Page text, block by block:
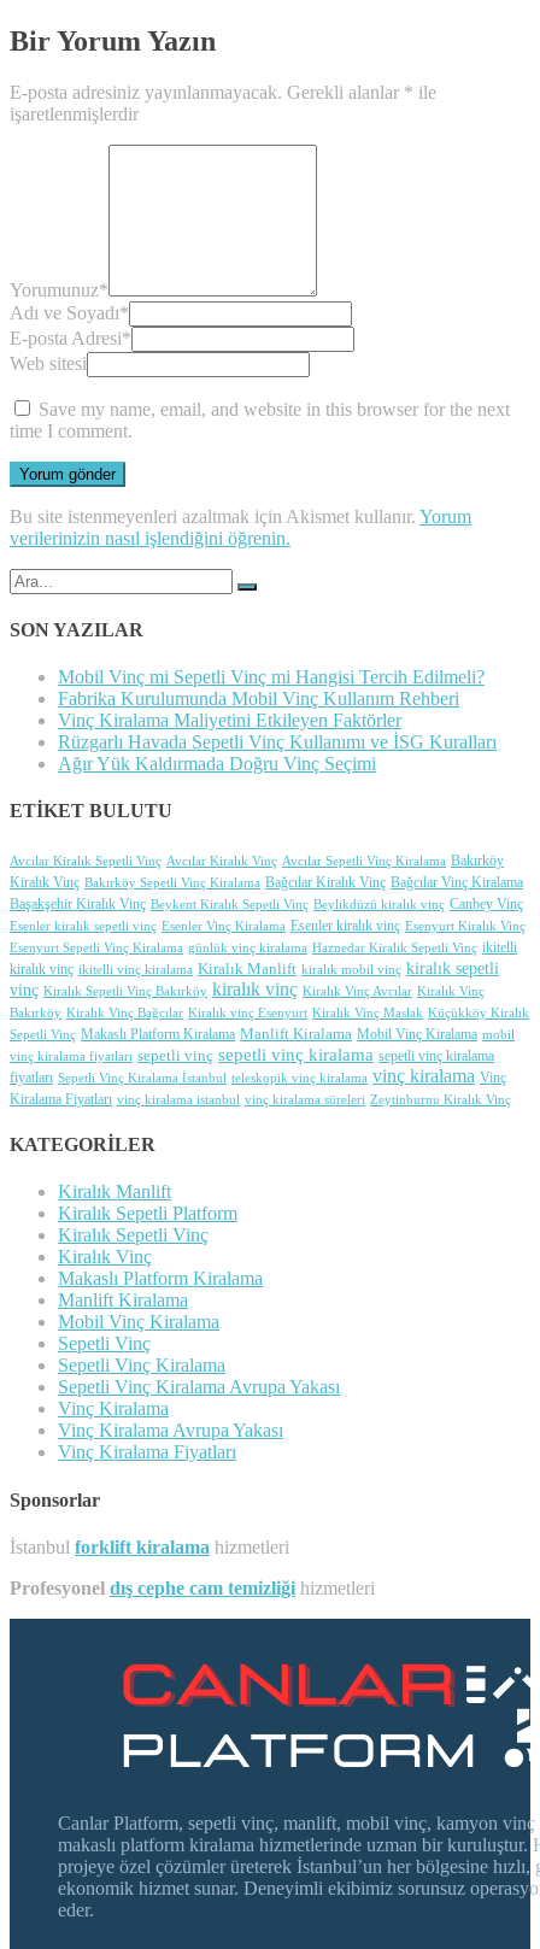
Bir Yorum Yazın
E-posta adresiniz yayınlanmayacak. Gerekli alanlar * ile
işaretlenmişlerdir
Yorumunuz*
Adı ve Soyadı*
E-posta Adresi*
Web sitesi
Save my name, email, and website in this browser for the next
time I comment.
Bu site istenmeyenleri azaltmak için Akismet kullanır. Yorum
verilerinizin nasıl işlendiğini öğrenin.
Şunu
ara:
SON YAZILAR
Mobil Vinç mi Sepetli Vinç mi Hangisi Tercih Edilmeli?
Fabrika Kurulumunda Mobil Vinç Kullanım Rehberi
Vinç Kiralama Maliyetini Etkileyen Faktörler
Rüzgarlı Havada Sepetli Vinç Kullanımı ve İSG Kuralları
Ağır Yük Kaldırmada Doğru Vinç Seçimi
ETİKET BULUTU
Avcılar Kiralık Sepetli Vinç Avcılar Kiralık Vinç Avcılar Sepetli Vinç Kiralama Bakırköy
Kiralık Vinç Bakırköy Sepetli Vinç Kiralama Bağcılar Kiralık Vinç Bağcılar Vinç Kiralama
Başakşehir Kiralık Vinç Beykent Kiralık Sepetli Vinç Beylikdüzü kiralık vinç Canbey Vinç
Esenler kiralık sepetli vinç Esenler Vinç Kiralama Esenler kiralık vinç Esenyurt Kiralık Vinç
Esenyurt Sepetli Vinç Kiralama günlük vinç kiralama Haznedar Kiralık Sepetli Vinç ikitelli
kiralık vinç ikitelli vinç kiralama Kiralık Manlift kiralık mobil vinç kiralık sepetli
vinç Kiralık Sepetli Vinç Bakırköy kiralık vinç Kiralık Vinç Avcılar Kiralık Vinç
Bakırköy Kiralık Vinç Bağcılar Kiralık vinç Esenyurt Kiralık Vinç Maslak Küçükköy Kiralık
Sepetli Vinç Makaslı Platform Kiralama Manlift Kiralama Mobil Vinç Kiralama mobil
vinç kiralama fiyatları sepetli vinç sepetli vinç kiralama sepetli vinç kiralama
fiyatları Sepetli Vinç Kiralama İstanbul teleskopik vinç kiralama vinç kiralama Vinç
Kiralama Fiyatları vinç kiralama istanbul vinç kiralama süreleri Zeytinburnu Kiralık Vinç
KATEGORİLER
Kiralık Manlift
Kiralık Sepetli Platform
Kiralık Sepetli Vinç
Kiralık Vinç
Makaslı Platform Kiralama
Manlift Kiralama
Mobil Vinç Kiralama
Sepetli Vinç
Sepetli Vinç Kiralama
Sepetli Vinç Kiralama Avrupa Yakası
Vinç Kiralama
Vinç Kiralama Avrupa Yakası
Vinç Kiralama Fiyatları
Sponsorlar
İstanbul forklift kiralama hizmetleri
Profesyonel dış cephe cam temizliği hizmetleri
Canlar Platform, sepetli vinç, manlift, mobil vinç, kamyon vinç
makaslı platform kiralama hizmetlerinde uzman bir kuruluştur.
projeye özel çözümler üreterek İstanbul’un her bölgesine hızlı,
ekonomik hizmet sunar. Deneyimli ekibimiz sorunsuz
eder.